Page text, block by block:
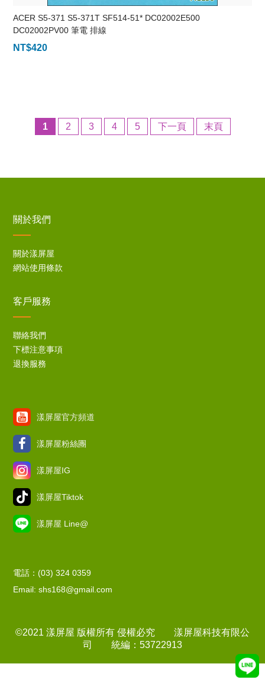
ACER S5-371 S5-371T SF514-51* DC02002E500
DC02002PV00 筆電 排線
NT$420
1 2 3 4 5 下一頁 末頁
關於我們
關於漾屏屋
網站使用條款
客戶服務
聯絡我們
下標注意事項
退換服務
漾屏屋官方頻道
漾屏屋粉絲團
漾屏屋IG
漾屏屋Tiktok
漾屏屋 Line@
電話：(03) 324 0359
Email: shs168@gmail.com
©2021 漾屏屋 版權所有 侵權必究 漾屏屋科技有限公
司 統編：53722913